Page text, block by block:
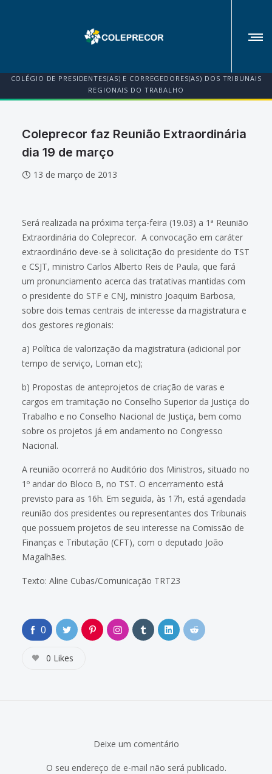
COLÉGIO DE PRESIDENTES(AS) E CORREGEDORES(AS) DOS TRIBUNAIS
REGIONAIS DO TRABALHO
Coleprecor faz Reunião Extraordinária
dia 19 de março
13 de março de 2013
Será realizada na próxima terça-feira (19.03) a 1ª Reunião
Extraordinária do Coleprecor. A convocação em caráter
extraordinário deve-se à solicitação do presidente do TST
e CSJT, ministro Carlos Alberto Reis de Paula, que fará
um pronunciamento acerca das tratativas mantidas com
o presidente do STF e CNJ, ministro Joaquim Barbosa,
sobre dois temas centrais de interesse da magistratura e
dos gestores regionais:
a) Política de valorização da magistratura (adicional por
tempo de serviço, Loman etc);
b) Propostas de anteprojetos de criação de varas e
cargos em tramitação no Conselho Superior da Justiça do
Trabalho e no Conselho Nacional de Justiça, bem como
sobre os projetos já em andamento no Congresso
Nacional.
A reunião ocorrerá no Auditório dos Ministros, situado no
1º andar do Bloco B, no TST. O encerramento está
previsto para as 16h. Em seguida, às 17h, está agendada
reunião dos presidentes ou representantes dos Tribunais
que possuem projetos de seu interesse na Comissão de
Finanças e Tributação (CFT), com o deputado João
Magalhães.
Texto: Aline Cubas/Comunicação TRT23
0
0 Likes
Deixe um comentário
O seu endereço de e-mail não será publicado.